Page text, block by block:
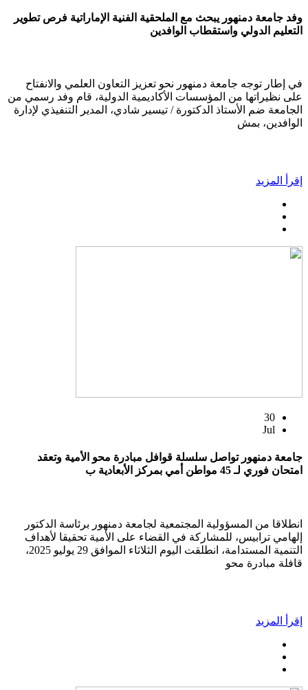
وفد جامعة دمنهور يبحث مع الملحقية الفنية الإماراتية فرص تطوير
التعليم الدولي واستقطاب الوافدين
في إطار توجه جامعة دمنهور نحو تعزيز التعاون العلمي والانفتاح
على نظيراتها من المؤسسات الأكاديمية الدولية، قام وفد رسمي من
الجامعة ضم الأستاذ الدكتورة / تيسير شادي، المدير التنفيذي لإدارة
الوافدين، بمش
إقرأ المزيد
30
Jul
جامعة دمنهور تواصل سلسلة قوافل مبادرة محو الأمية وتعقد
امتحان فوري لـ 45 مواطن أمي بمركز الأبعادية ب
انطلاقا من المسؤولية المجتمعية لجامعة دمنهور برئاسة الدكتور
إلهامي ترابيس، للمشاركة في القضاء على الأمية تحقيقا لأهداف
التنمية المستدامة، انطلقت اليوم الثلاثاء الموافق 29 يوليو 2025،
قافلة مبادرة محو
إقرأ المزيد